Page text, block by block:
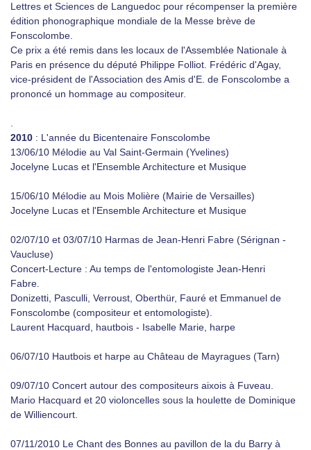
Lettres et Sciences de Languedoc pour récompenser la première
édition phonographique mondiale de la Messe brève de
Fonscolombe.
Ce prix a été remis dans les locaux de l'Assemblée Nationale à
Paris en présence du député Philippe Folliot. Frédéric d'Agay,
vice-président de l'Association des Amis d'E. de Fonscolombe a
prononcé un hommage au compositeur.
2010 : L'année du Bicentenaire Fonscolombe
13/06/10 Mélodie au Val Saint-Germain (Yvelines)
Jocelyne Lucas et l'Ensemble Architecture et Musique
15/06/10 Mélodie au Mois Molière (Mairie de Versailles)
Jocelyne Lucas et l'Ensemble Architecture et Musique
02/07/10 et 03/07/10 Harmas de Jean-Henri Fabre (Sérignan -
Vaucluse)
Concert-Lecture : Au temps de l'entomologiste Jean-Henri
Fabre.
Donizetti, Pasculli, Verroust, Oberthür, Fauré et Emmanuel de
Fonscolombe (compositeur et entomologiste).
Laurent Hacquard, hautbois - Isabelle Marie, harpe
06/07/10 Hautbois et harpe au Château de Mayragues (Tarn)
09/07/10 Concert autour des compositeurs aixois à Fuveau.
Mario Hacquard et 20 violoncelles sous la houlette de Dominique
de Williencourt.
07/11/2010 Le Chant des Bonnes au pavillon de la du Barry à